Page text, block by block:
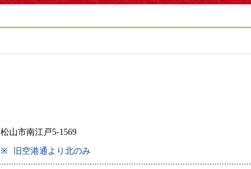
松山市南江戸5-1569
※ 旧空港通より北のみ